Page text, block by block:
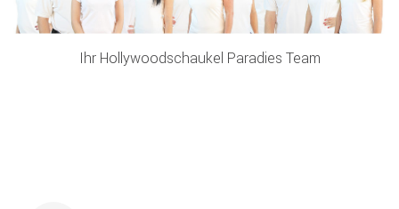
Ihr Hollywoodschaukel Paradies Team